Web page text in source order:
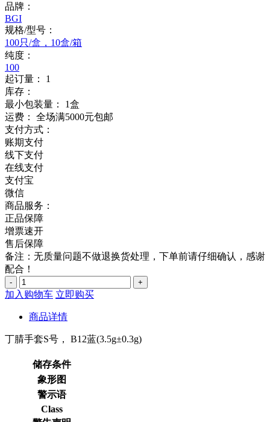
品牌：
BGI
规格/型号：
100只/盒，10盒/箱
纯度：
100
起订量：
1
库存：
最小包装量：
1盒
运费：
全场满5000元包邮
支付方式：
账期支付
线下支付
在线支付
支付宝
微信
商品服务：
正品保障
增票速开
售后保障
备注：无质量问题不做退换货处理，下单前请仔细确认，感谢
配合！
- +
加入购物车 立即购买
商品详情
丁腈手套S号， B12蓝(3.5g±0.3g)
储存条件
象形图
警示语
Class